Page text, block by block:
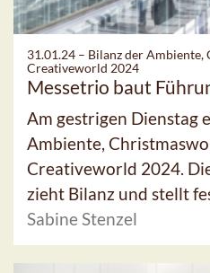
31.01.24 – Bilanz der
Creativeworld 2024
Messetrio baut
Am gestrigen Dienstag
Ambiente,
Creativeworld 2024.
zieht Bilanz und stellt
Sabine Stenzel